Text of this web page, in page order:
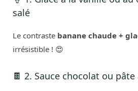
salé
Le contraste banane chaude +
irrésistible ! 😍
🍫 2. Sauce chocolat ou